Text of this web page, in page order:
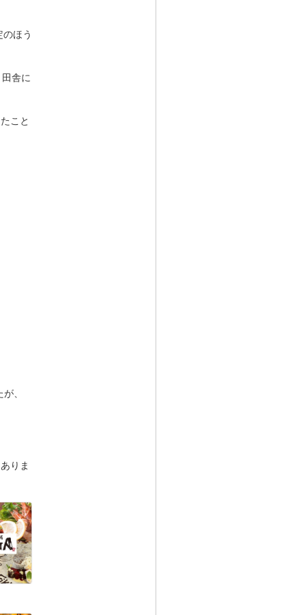
ほう
舎に
こと
、
りま